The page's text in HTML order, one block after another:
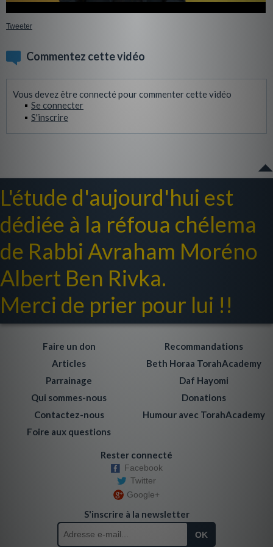
Tweeter
Commentez cette vidéo
Vous devez être connecté pour commenter cette vidéo
Se connecter
S'inscrire
L'étude d'aujourd'hui est
dédiée à la réfoua chélema
de Rabbi Avraham Moréno
Albert Ben Rivka.
Merci de prier pour lui !!
Faire un don
Articles
Parrainage
Qui sommes-nous
Contactez-nous
Foire aux questions
Recommandations
Beth Horaa TorahAcademy
Daf Hayomi
Donations
Humour avec TorahAcademy
Rester connecté
Facebook
Twitter
Google+
S'inscrire à la newsletter